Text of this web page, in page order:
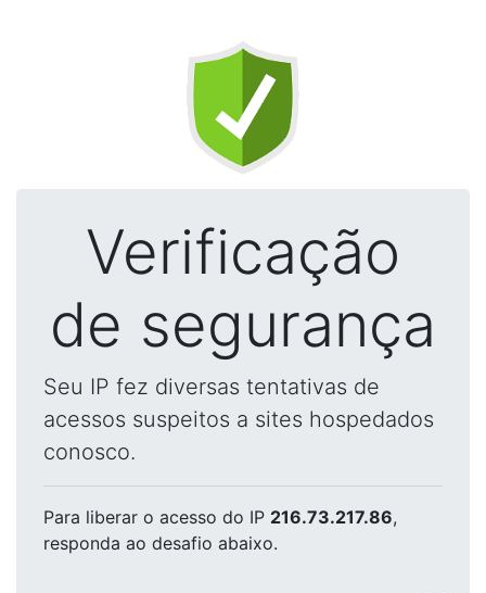
Verificação
de segurança
Seu IP fez diversas tentativas de
acessos suspeitos a sites hospedados
conosco.
Para liberar o acesso do IP 216.73.217.86,
responda ao desafio abaixo.